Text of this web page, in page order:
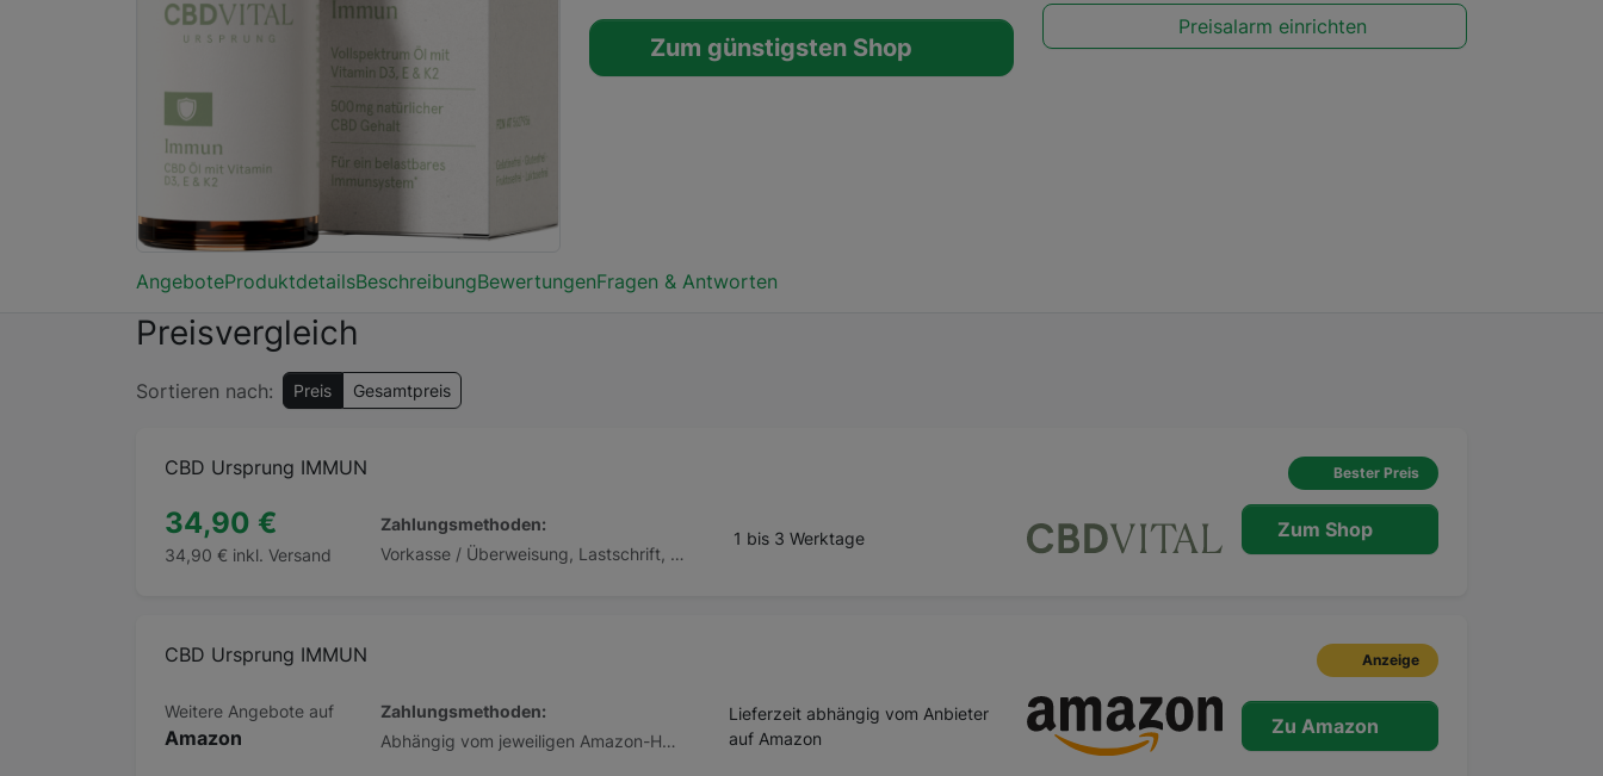
Zum günstigsten Shop
Preisalarm einrichten
AngeboteProduktdetailsBeschreibungBewertungenFragen & Antworten
Preisvergleich
Sortieren nach: Preis Gesamtpreis
CBD Ursprung IMMUN Bester Preis
34,90 €
34,90 € inkl. Versand
Zahlungsmethoden:
Vorkasse / Überweisung, Lastschrift, Kauf auf Rechnung, Kreditkarte, Apple Pay
1 bis 3 Werktage Zum Shop
CBD Ursprung IMMUN Anzeige
Weitere Angebote auf
Amazon
Zahlungsmethoden:
Abhängig vom jeweiligen Amazon-Händler
Lieferzeit abhängig vom Anbieter
auf Amazon
Zu Amazon